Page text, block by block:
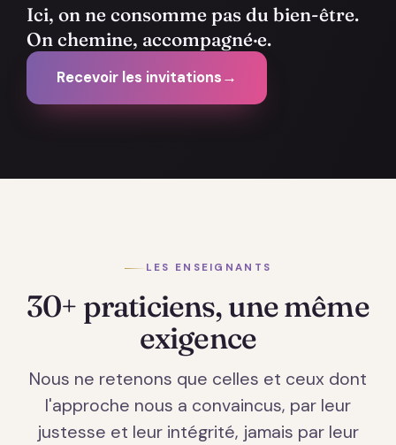
Ici, on ne consomme pas du bien-être.
On chemine, accompagné·e.
Recevoir les invitations→
LES ENSEIGNANTS
30+ praticiens, une même
exigence
Nous ne retenons que celles et ceux dont
l'approche nous a convaincus, par leur
justesse et leur intégrité, jamais par leur